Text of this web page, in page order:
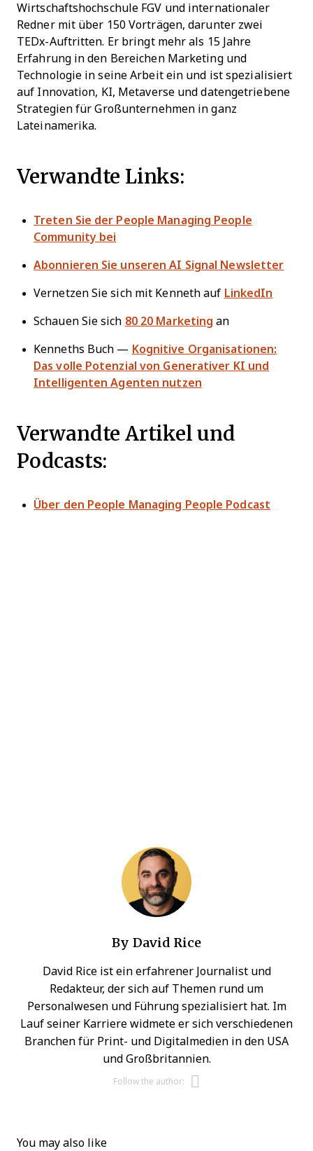
Wirtschaftshochschule FGV und internationaler
Redner mit über 150 Vorträgen, darunter zwei
TEDx-Auftritten. Er bringt mehr als 15 Jahre
Erfahrung in den Bereichen Marketing und
Technologie in seine Arbeit ein und ist spezialisiert
auf Innovation, KI, Metaverse und datengetriebene
Strategien für Großunternehmen in ganz
Lateinamerika.
Verwandte Links:
Treten Sie der People Managing People
Community bei
Abonnieren Sie unseren AI Signal Newsletter
Vernetzen Sie sich mit Kenneth auf LinkedIn
Schauen Sie sich 80 20 Marketing an
Kenneths Buch — Kognitive Organisationen:
Das volle Potenzial von Generativer KI und
Intelligenten Agenten nutzen
Verwandte Artikel und
Podcasts:
Über den People Managing People Podcast
By David Rice
David Rice ist ein erfahrener Journalist und
Redakteur, der sich auf Themen rund um
Personalwesen und Führung spezialisiert hat. Im
Lauf seiner Karriere widmete er sich verschiedenen
Branchen für Print- und Digitalmedien in den USA
und Großbritannien.
Follow the author:
You may also like